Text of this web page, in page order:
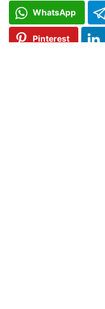
WhatsApp
Pinterest